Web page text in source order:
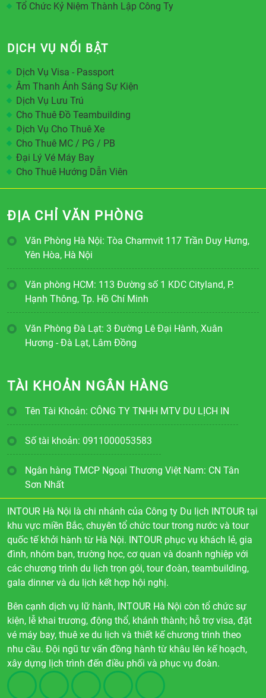
Tổ Chức Kỷ Niệm Thành Lập Công Ty
DỊCH VỤ NỔI BẬT
Dịch Vụ Visa - Passport
Âm Thanh Ánh Sáng Sự Kiện
Dịch Vụ Lưu Trú
Cho Thuê Đồ Teambuilding
Dịch Vụ Cho Thuê Xe
Cho Thuê MC / PG / PB
Đại Lý Vé Máy Bay
Cho Thuê Hướng Dẫn Viên
ĐỊA CHỈ VĂN PHÒNG
Văn Phòng Hà Nội: Tòa Charmvit 117 Trần Duy Hưng,
Yên Hòa, Hà Nội
Văn phòng HCM: 113 Đường số 1 KDC Cityland, P.
Hạnh Thông, Tp. Hồ Chí Minh
Văn Phòng Đà Lạt: 3 Đường Lê Đại Hành, Xuân
Hương - Đà Lạt, Lâm Đồng
TÀI KHOẢN NGÂN HÀNG
Tên Tài Khoản: CÔNG TY TNHH MTV DU LỊCH IN
Số tài khoản: 0911000053583
Ngân hàng TMCP Ngoại Thương Việt Nam: CN Tân
Sơn Nhất
INTOUR Hà Nội là chi nhánh của Công ty Du lịch INTOUR tại
khu vực miền Bắc, chuyên tổ chức tour trong nước và tour
quốc tế khởi hành từ Hà Nội. INTOUR phục vụ khách lẻ, gia
đình, nhóm bạn, trường học, cơ quan và doanh nghiệp với
các chương trình du lịch trọn gói, tour đoàn, teambuilding,
gala dinner và du lịch kết hợp hội nghị.
Bên cạnh dịch vụ lữ hành, INTOUR Hà Nội còn tổ chức sự
kiện, lễ khai trương, động thổ, khánh thành; hỗ trợ visa, đặt
vé máy bay, thuê xe du lịch và thiết kế chương trình theo
nhu cầu. Đội ngũ tư vấn đồng hành từ khâu lên kế hoạch,
xây dựng lịch trình đến điều phối và phục vụ đoàn.